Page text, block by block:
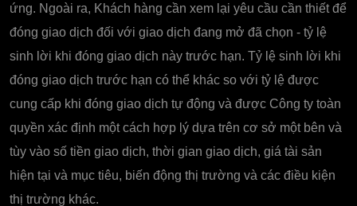
ứng. Ngoài ra, Khách hàng cần xem lại yêu cầu cần thiết để
đóng giao dịch đối với giao dịch đang mở đã chọn - tỷ lệ
sinh lời khi đóng giao dịch này trước hạn. Tỷ lệ sinh lời khi
đóng giao dịch trước hạn có thể khác so với tỷ lệ được
cung cấp khi đóng giao dịch tự động và được Công ty toàn
quyền xác định một cách hợp lý dựa trên cơ sở một bên và
tùy vào số tiền giao dịch, thời gian giao dịch, giá tài sản
hiện tại và mục tiêu, biến động thị trường và các điều kiện
thị trường khác.